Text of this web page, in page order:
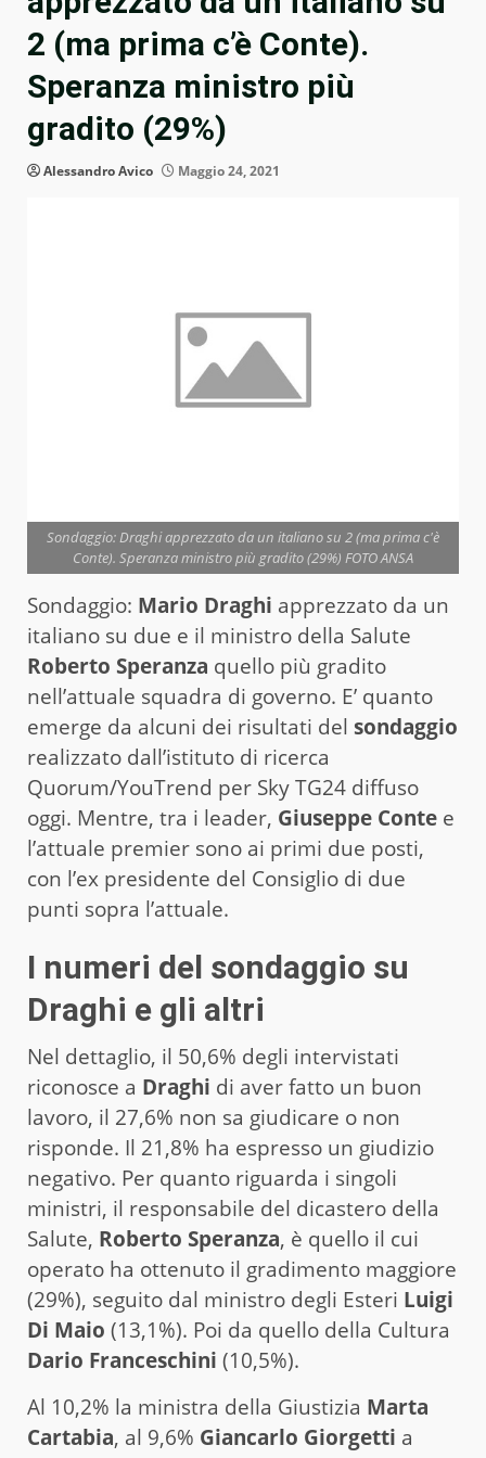
2 (ma prima c’è Conte).
Speranza ministro più
gradito (29%)
Alessandro Avico Maggio 24, 2021
Sondaggio: Draghi apprezzato da un italiano su 2 (ma prima c'è
Conte). Speranza ministro più gradito (29%) FOTO ANSA
Sondaggio: Mario Draghi apprezzato da un
italiano su due e il ministro della Salute
Roberto Speranza quello più gradito
nell’attuale squadra di governo. E’ quanto
emerge da alcuni dei risultati del sondaggio
realizzato dall’istituto di ricerca
Quorum/YouTrend per Sky TG24 diffuso
oggi. Mentre, tra i leader, Giuseppe Conte e
l’attuale premier sono ai primi due posti,
con l’ex presidente del Consiglio di due
punti sopra l’attuale.
I numeri del sondaggio su
Draghi e gli altri
Nel dettaglio, il 50,6% degli intervistati
riconosce a Draghi di aver fatto un buon
lavoro, il 27,6% non sa giudicare o non
risponde. Il 21,8% ha espresso un giudizio
negativo. Per quanto riguarda i singoli
ministri, il responsabile del dicastero della
Salute, Roberto Speranza, è quello il cui
operato ha ottenuto il gradimento maggiore
(29%), seguito dal ministro degli Esteri Luigi
Di Maio (13,1%). Poi da quello della Cultura
Dario Franceschini (10,5%).
Al 10,2% la ministra della Giustizia Marta
Cartabia, al 9,6% Giancarlo Giorgetti a